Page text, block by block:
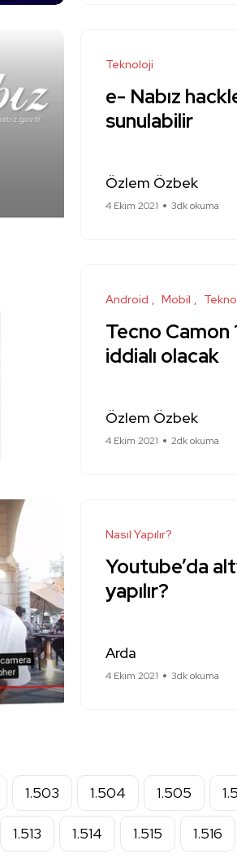
Teknoloji
e- Nabız
sunulabilir
Özlem Özbek
4 Ekim 2021 3dk okuma
Android Mobil
Tecno Camon
iddialı olacak
Özlem Özbek
4 Ekim 2021 2dk okuma
Nasıl Yapılır?
Youtube’da
yapılır?
Arda
4 Ekim 2021 3dk okuma
1.503 1.504 1.505
1.513 1.514 1.515 1.516